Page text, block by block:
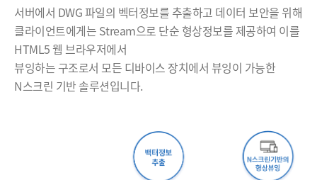
서버에서 DWG 파일의 벡터정보를 추출하고 데이터 보안을 위해
클라이언트에게는 Stream으로 단순 형상정보를 제공하여 이를
HTML5 웹 브라우저에서
뷰잉하는 구조로서 모든 디바이스 장치에서 뷰잉이 가능한
N스크린 기반 솔루션입니다.